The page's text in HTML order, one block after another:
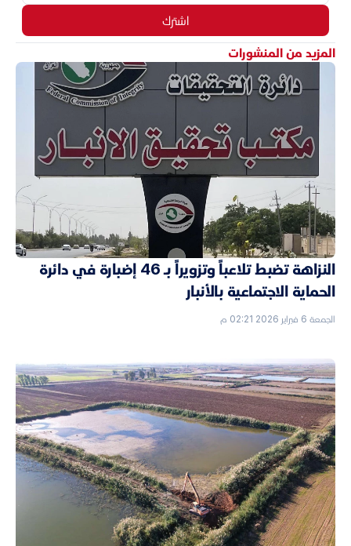
اشترك
المزيد من المنشورات
النزاهة تضبط تلاعباً وتزويراً بـ 46 إضبارة في دائرة
الحماية الاجتماعية بالأنبار
الجمعة 6 فبراير 2026 02:21 م